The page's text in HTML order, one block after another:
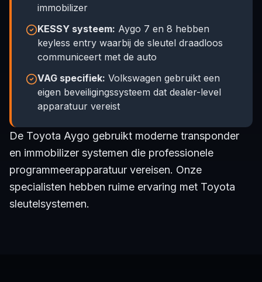
immobilizer
KESSY systeem: Aygo 7 en 8 hebben
keyless entry waarbij de sleutel draadloos
communiceert met de auto
VAG specifiek: Volkswagen gebruikt een
eigen beveiligingssysteem dat dealer-level
apparatuur vereist
De Toyota Aygo gebruikt moderne transponder
en immobilizer systemen die professionele
programmeerapparatuur vereisen. Onze
specialisten hebben ruime ervaring met Toyota
sleutelsystemen.